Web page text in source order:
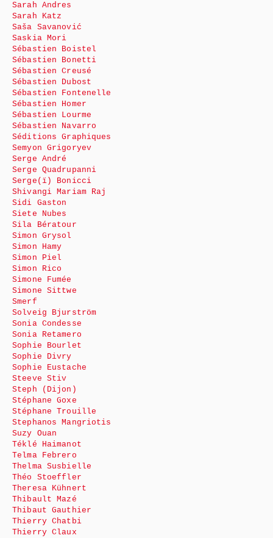
Sarah Andres
Sarah Katz
Saša Savanović
Saskia Mori
Sébastien Boistel
Sébastien Bonetti
Sébastien Creusé
Sébastien Dubost
Sébastien Fontenelle
Sébastien Homer
Sébastien Lourme
Sébastien Navarro
Séditions Graphiques
Semyon Grigoryev
Serge André
Serge Quadrupanni
Serge(ï) Bonicci
Shivangi Mariam Raj
Sidi Gaston
Siete Nubes
Sila Bératour
Simon Grysol
Simon Hamy
Simon Piel
Simon Rico
Simone Fumée
Simone Sittwe
Smerf
Solveig Bjurström
Sonia Condesse
Sonia Retamero
Sophie Bourlet
Sophie Divry
Sophie Eustache
Steeve Stiv
Steph (Dijon)
Stéphane Goxe
Stéphane Trouille
Stephanos Mangriotis
Suzy Ouan
Téklé Haimanot
Telma Febrero
Thelma Susbielle
Théo Stoeffler
Theresa Kühnert
Thibault Mazé
Thibaut Gauthier
Thierry Chatbi
Thierry Claux